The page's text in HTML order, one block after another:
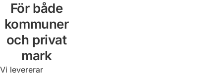
För både
kommuner
och privat
mark
Vi levererar